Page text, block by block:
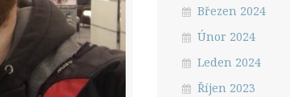
Březen 2024
Únor 2024
Leden 2024
Říjen 2023